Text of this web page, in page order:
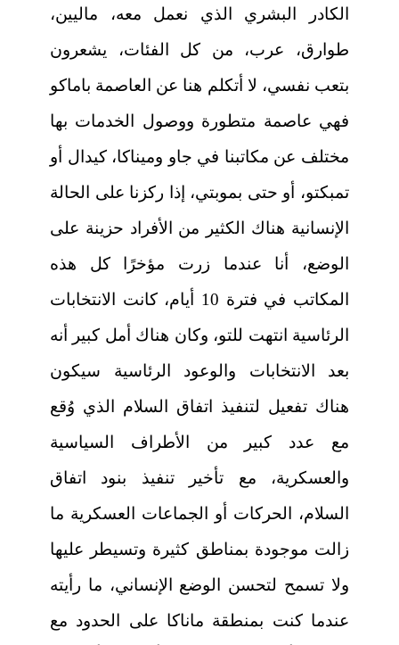
الكادر البشري الذي نعمل معه، ماليين،
طوارق، عرب، من كل الفئات، يشعرون
بتعب نفسي، لا أتكلم هنا عن العاصمة باماكو
فهي عاصمة متطورة ووصول الخدمات بها
مختلف عن مكاتبنا في جاو وميناكا، كيدال أو
تمبكتو، أو حتى بموبتي، إذا ركزنا على الحالة
الإنسانية هناك الكثير من الأفراد حزينة على
الوضع، أنا عندما زرت مؤخرًا كل هذه
المكاتب في فترة 10 أيام، كانت الانتخابات
الرئاسية انتهت للتو، وكان هناك أمل كبير أنه
بعد الانتخابات والوعود الرئاسية سيكون
هناك تفعيل لتنفيذ اتفاق السلام الذي وُقع
مع عدد كبير من الأطراف السياسية
والعسكرية، مع تأخير تنفيذ بنود اتفاق
السلام، الحركات أو الجماعات العسكرية ما
زالت موجودة بمناطق كثيرة وتسيطر عليها
ولا تسمح لتحسن الوضع الإنساني، ما رأيته
عندما كنت بمنطقة ماناكا على الحدود مع